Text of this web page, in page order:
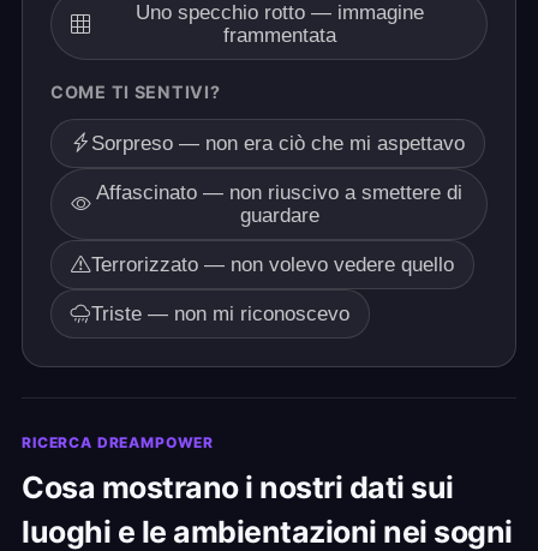
Uno specchio rotto — immagine
frammentata
COME TI SENTIVI?
Sorpreso — non era ciò che mi aspettavo
Affascinato — non riuscivo a smettere di
guardare
Terrorizzato — non volevo vedere quello
Triste — non mi riconoscevo
RICERCA DREAMPOWER
Cosa mostrano i nostri dati sui
luoghi e le ambientazioni nei sogni